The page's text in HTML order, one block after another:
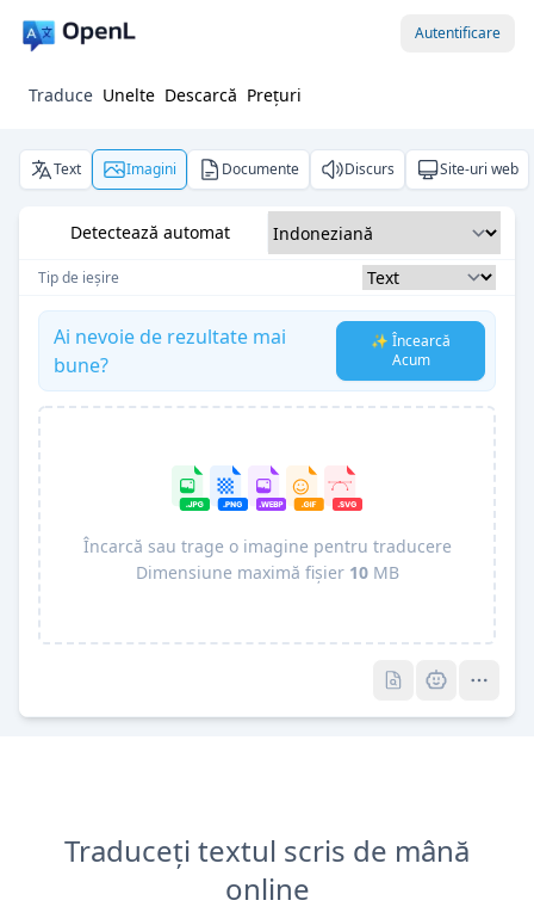
Autentificare
Traduce Unelte Descarcă Prețuri
Text Imagini Documente Discurs Site-uri web
Detectează automat
Tip de ieșire
Ai nevoie de rezultate mai
bune?
✨ Încearcă
Acum
Încarcă sau trage o imagine pentru traducere
Dimensiune maximă fișier 10MB
Traduceți textul scris de mână
online